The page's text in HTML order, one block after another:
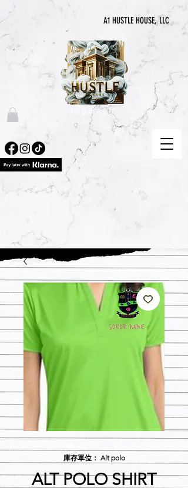
A1 HUSTLE HOUSE, LLC
“喧囂永無止境”
庫存單位： Alt polo
ALT POLO SHIRT